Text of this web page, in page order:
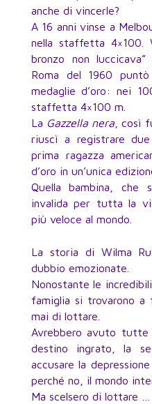
anche di vincerle?
A 16 anni vinse a
nella staffetta 4×100.
bronzo non
Roma del 1960
medaglie d’oro: nei
staffetta 4×100 m.
La Gazzella nera, così
riuscì a registrare
prima ragazza
d’oro in un’unica
Quella bambina, che
invalida per tutta la
più veloce al mondo.
La storia di Wilma
dubbio emozionate.
Nonostante le
famiglia si trovarono a
mai di lottare.
Avrebbero avuto tutte
destino ingrato, la
accusare la
perché no, il mondo
Ma scelsero di lottare …